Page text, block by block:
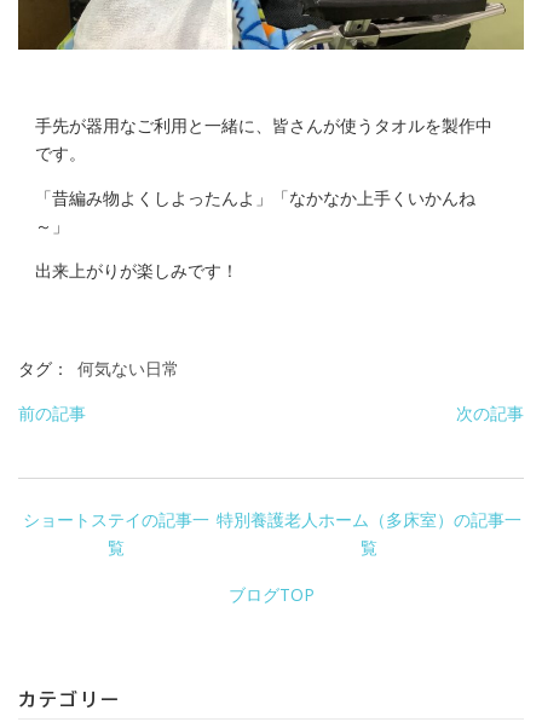
手先が器用なご利用と一緒に、皆さんが使うタオルを製作中
です。
「昔編み物よくしよったんよ」「なかなか上手くいかんね
～」
出来上がりが楽しみです！
タグ：
何気ない日常
前の記事
次の記事
ショートステイの記事一
覧
特別養護老人ホーム（多床室）の記事一
覧
ブログTOP
カテゴリー